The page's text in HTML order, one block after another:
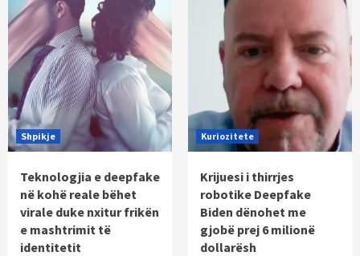
Shpikje
Teknologjia e deepfake
në kohë reale bëhet
virale duke nxitur frikën
e mashtrimit të
identitetit
Kuriozitete
Krijuesi i thirrjes
robotike Deepfake
Biden dënohet me
gjobë prej 6 milionë
dollarësh